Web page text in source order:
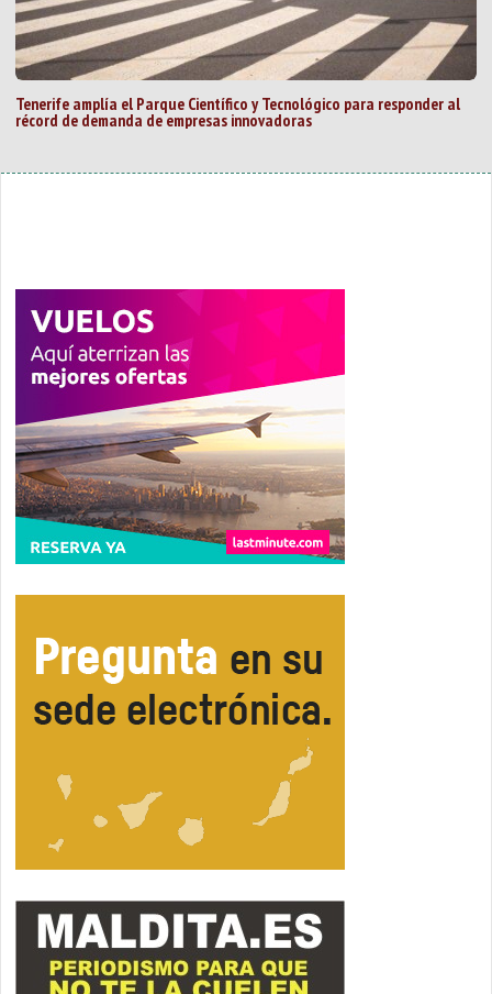
Tenerife amplía el Parque Científico y Tecnológico para responder al
récord de demanda de empresas innovadoras